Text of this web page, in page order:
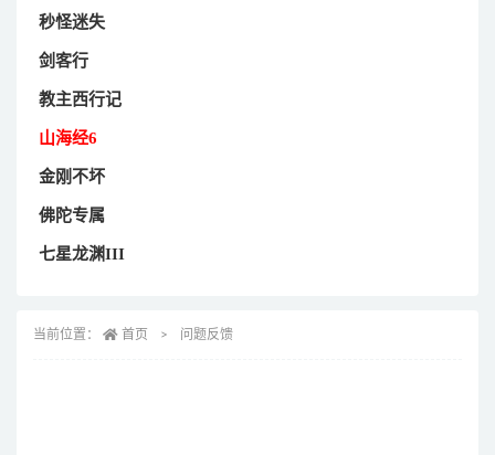
秒怪迷失
剑客行
教主西行记
山海经6
金刚不坏
佛陀专属
七星龙渊III
当前位置： 首页 问题反馈